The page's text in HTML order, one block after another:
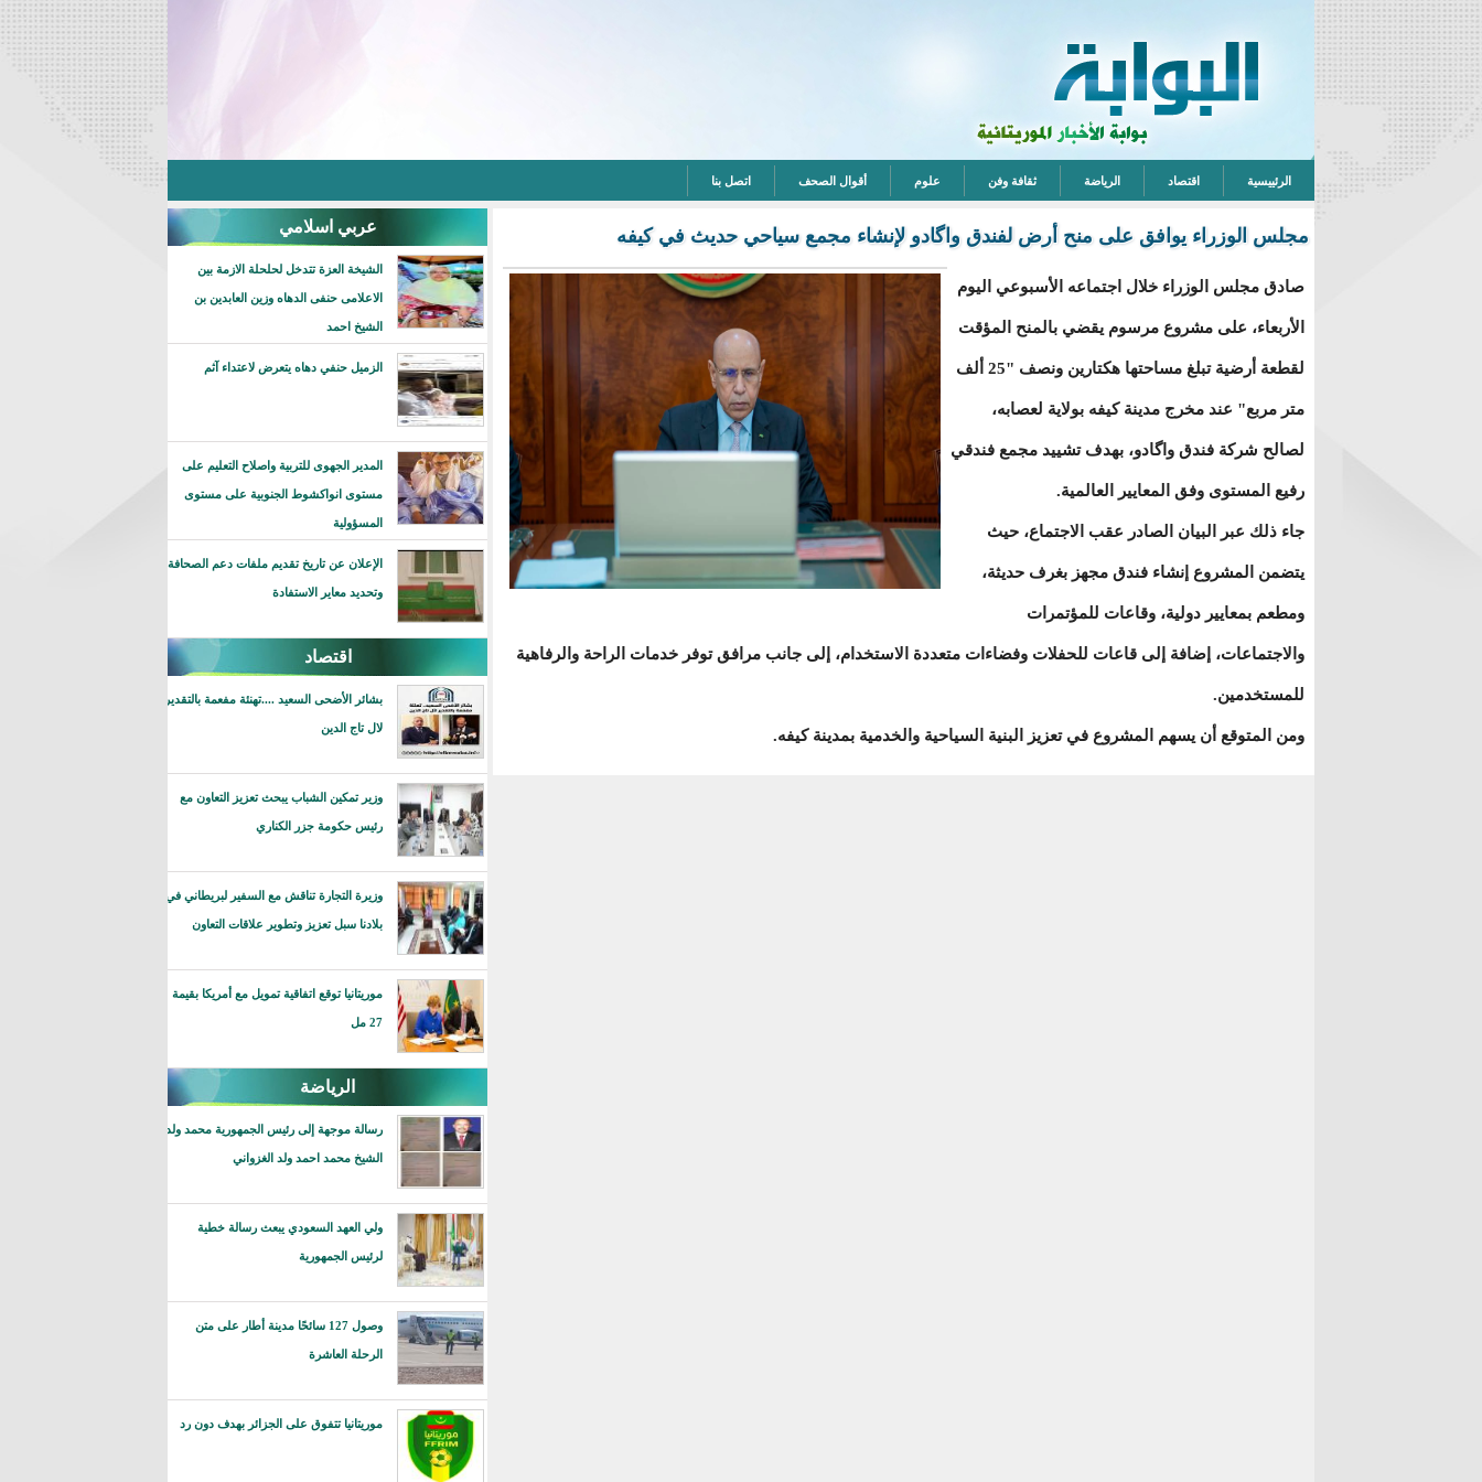
الرئييسية اقتصاد الرياضة ثقافة وفن علوم أقوال الصحف اتصل بنا
مجلس الوزراء يوافق على منح أرض لفندق واگادو لإنشاء مجمع سياحي حديث في كيفه
صادق مجلس الوزراء خلال اجتماعه الأسبوعي اليوم
الأربعاء، على مشروع مرسوم يقضي بالمنح المؤقت
لقطعة أرضية تبلغ مساحتها هكتارين ونصف "25 ألف
متر مربع" عند مخرج مدينة كيفه بولاية لعصابه،
لصالح شركة فندق واگادو، بهدف تشييد مجمع فندقي
رفيع المستوى وفق المعايير العالمية.
جاء ذلك عبر البيان الصادر عقب الاجتماع، حيث
يتضمن المشروع إنشاء فندق مجهز بغرف حديثة،
ومطعم بمعايير دولية، وقاعات للمؤتمرات
والاجتماعات، إضافة إلى قاعات للحفلات وفضاءات متعددة الاستخدام، إلى جانب مرافق توفر خدمات الراحة والرفاهية
للمستخدمين.
ومن المتوقع أن يسهم المشروع في تعزيز البنية السياحية والخدمية بمدينة كيفه.
عربي اسلامي
الشيخة العزة تتدخل لحلحلة الازمة بين
الاعلامى حنفى الدهاه وزين العابدين بن
الشيخ احمد
الزميل حنفي دهاه يتعرض لاعتداء آثم
المدير الجهوى للتربية واصلاح التعليم على
مستوى انواكشوط الجنوبية على مستوى
المسؤولية
الإعلان عن تاريخ تقديم ملفات دعم الصحافة
وتحديد معاير الاستفادة
اقتصاد
بشائر الأضحى السعيد ....تهنئة مفعمة بالتقدير
لال تاج الدين
وزير تمكين الشباب يبحث تعزيز التعاون مع
رئيس حكومة جزر الكناري
وزيرة التجارة تناقش مع السفير لبريطاني في
بلادنا سبل تعزيز وتطوير علاقات التعاون
موريتانيا توقع اتفاقية تمويل مع أمريكا بقيمة
27 مل
الرياضة
رسالة موجهة إلى رئيس الجمهورية محمد ولد
الشيخ محمد احمد ولد الغزواني
ولي العهد السعودي يبعث رسالة خطية
لرئيس الجمهورية
وصول 127 سائحًا مدينة أطار على متن
الرحلة العاشرة
موريتانيا تتفوق على الجزائر بهدف دون رد